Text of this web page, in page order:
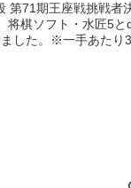
第71期王座戦挑戦者
将棋ソフト・水匠5と
した。※一手あたり